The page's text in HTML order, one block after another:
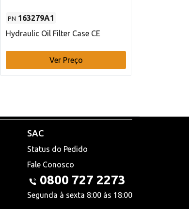
PN 163279A1
Hydraulic Oil Filter Case CE
Ver Preço
SAC
Status do Pedido
Fale Conosco
0800 727 2273
Segunda à sexta 8:00 às 18:00